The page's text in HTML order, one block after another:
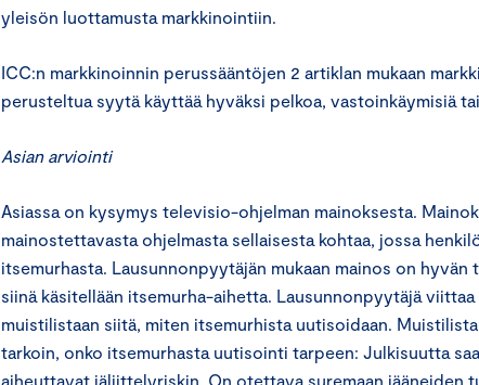
yleisön luottamusta markkinointiin.
ICC:n markkinoinnin perussääntöjen 2 artiklan mukaan
perusteltua syytä käyttää hyväksi pelkoa, vastoinkäymisiä
Asian arviointi
Asiassa on kysymys televisio-ohjelman mainoksesta.
mainostettavasta ohjelmasta sellaisesta kohtaa, jossa
itsemurhasta. Lausunnonpyytäjän mukaan mainos on hyvän
siinä käsitellään itsemurha-aihetta. Lausunnonpyytäjä
muistilistaan siitä, miten itsemurhista uutisoidaan.
tarkoin, onko itsemurhasta uutisointi tarpeen: Julkisuutta
aiheuttavat jäljittelyriskin. On otettava suremaan jääneiden